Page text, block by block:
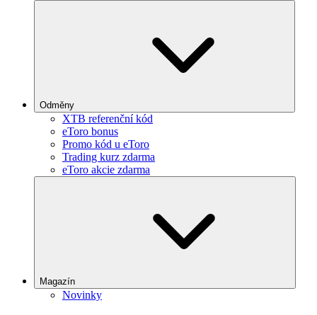
Odměny
XTB referenční kód
eToro bonus
Promo kód u eToro
Trading kurz zdarma
eToro akcie zdarma
Magazín
Novinky